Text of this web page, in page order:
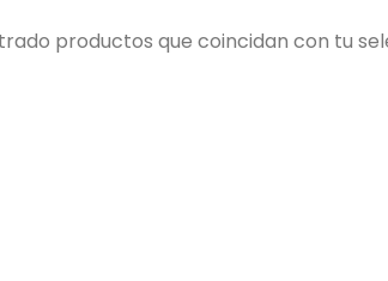
productos que coincidan con tu